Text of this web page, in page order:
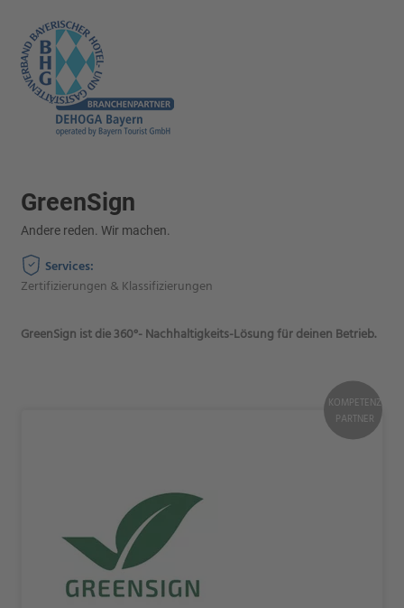
KOMPETENZ
PARTNER
GreenSign
Andere reden. Wir machen.
Services:
Zertifizierungen & Klassifizierungen
GreenSign ist die 360°- Nachhaltigkeits-Lösung für deinen Betrieb.